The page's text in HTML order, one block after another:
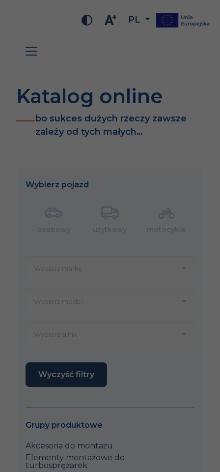
PL
Katalog online
bo sukces dużych rzeczy zawsze
zależy od tych małych…
Wybierz pojazd
Wyczyść filtry
Grupy produktowe
Akcesoria do montażu
Elementy montażowe do
turbosprężarek